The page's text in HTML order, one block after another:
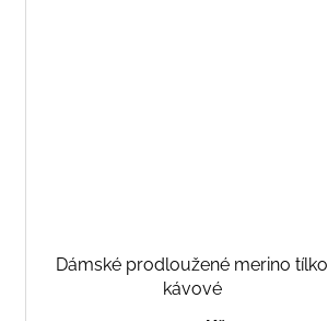
Dámské prodloužené merino tílko
kávové